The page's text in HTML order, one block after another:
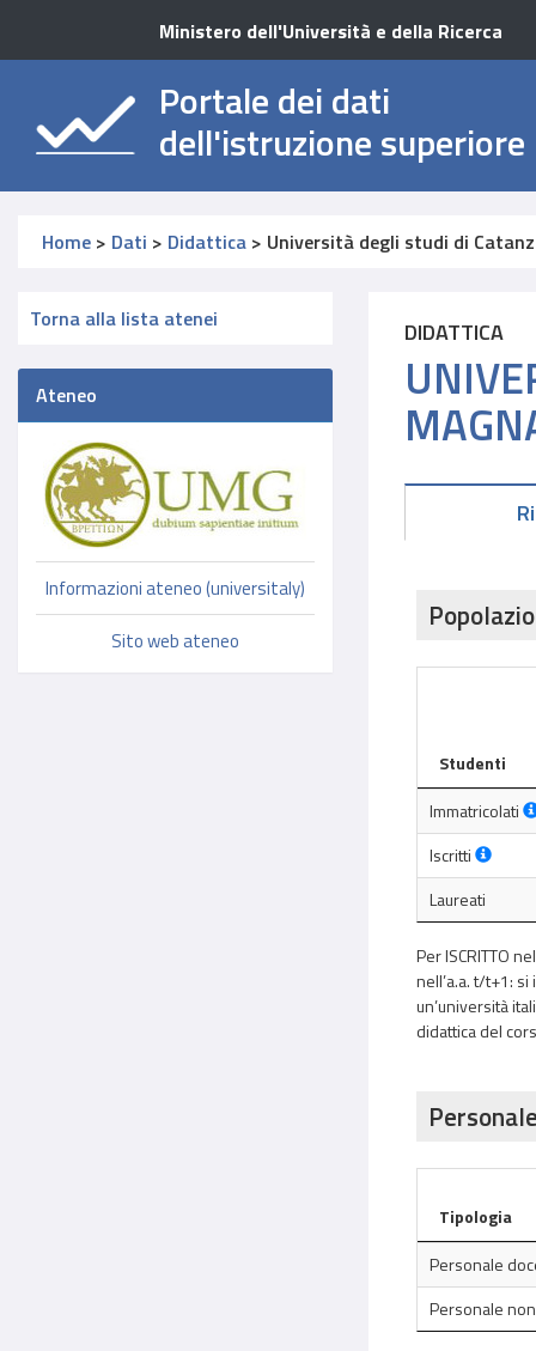
Ministero dell'Università e della Ricerca
Portale dei dati
dell'istruzione superiore
Home > Dati > Didattica > Università degli studi di
Torna alla lista atenei
Ateneo
Informazioni ateneo (universitaly)
Sito web ateneo
DIDATTICA
Studenti
Immatricolati
Iscritti
Laureati
Per ISCRITTO
nell’a.a. t/t+1:
un’università
didattica del
Tipologia
Personale
Personale